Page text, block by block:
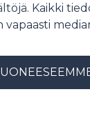
euroa (37,2
Kaikki